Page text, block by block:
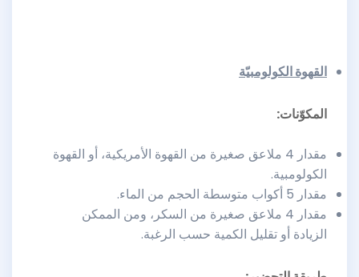
القهوة الكولومبيّة
المكوّنات:
مقدار 4 ملاعق صغيرة من القهوة الأمريكية، أو القهوة
الكولومبية.
مقدار 5 أكواب متوسطة الحجم من الماء.
مقدار 4 ملاعق صغيرة من السكر، ومن الممكن
الزيادة أو تقليل الكمية حسب الرغبة.